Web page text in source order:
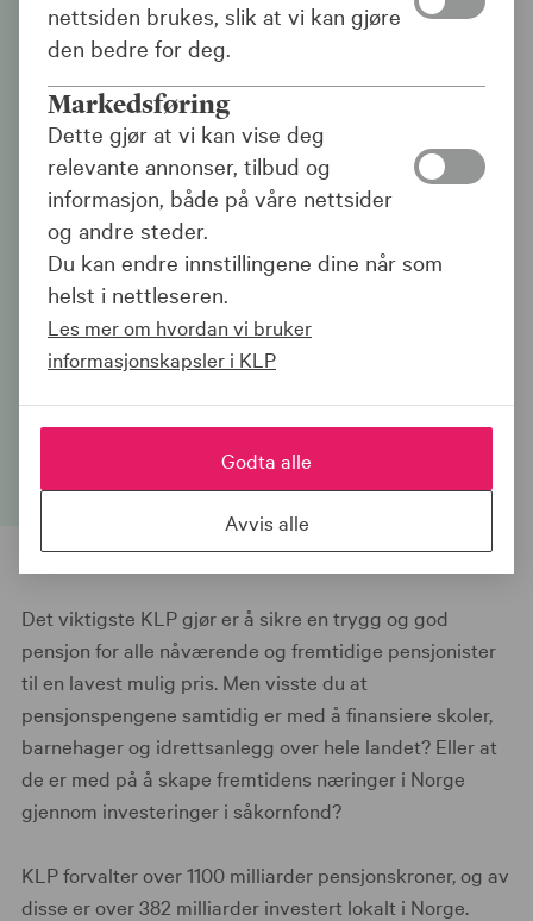
Sjekk hvordan
pensjonspengene er
investert i ditt
lokalsamfunn
Pensjonspengene skal ikke bare vokse til
fremtidens pensjonister trenger dem. De
skal også bidra til positiv utvikling i hele
Norge. Nå kan du selv se hvordan
kommune.
Det viktigste KLP gjør er å sikre en trygg og god
pensjon for alle nåværende og fremtidige pensjonister
til en lavest mulig pris. Men visste du at
pensjonspengene samtidig er med å finansiere skoler,
barnehager og idrettsanlegg over hele landet? Eller at
de er med på å skape fremtidens næringer i Norge
gjennom investeringer i såkornfond?
KLP forvalter over 1100 milliarder pensjonskroner, og av
disse er over 382 milliarder investert lokalt i Norge.
nettsiden brukes, slik at vi kan gjøre
den bedre for deg.
Markedsføring
Dette gjør at vi kan vise deg
relevante annonser, tilbud og
informasjon, både på våre nettsider
og andre steder.
Du kan endre innstillingene dine når som
helst i nettleseren.
Les mer om hvordan vi bruker
informasjonskapsler i KLP
Godta alle
Avvis alle